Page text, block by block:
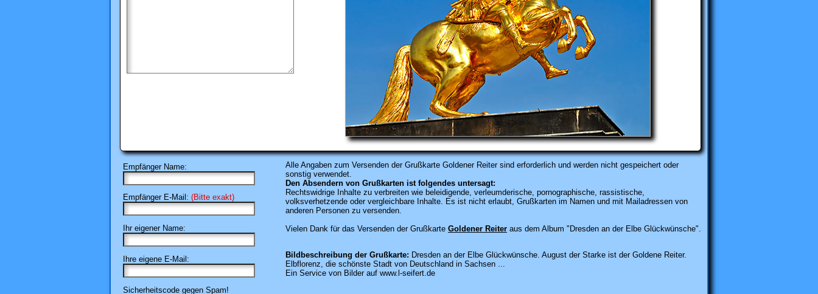
Empfänger Name:
Empfänger E-Mail: (Bitte exakt)
Ihr eigener Name:
Ihre eigene E-Mail:
Sicherheitscode gegen Spam!
Alle Angaben zum Versenden der Grußkarte Goldener Reiter sind erforderlich und werden nicht gespeichert oder
sonstig verwendet.
Den Absendern von Grußkarten ist folgendes untersagt:
Rechtswidrige Inhalte zu verbreiten wie beleidigende, verleumderische, pornographische, rassistische,
volksverhetzende oder vergleichbare Inhalte. Es ist nicht erlaubt, Grußkarten im Namen und mit Mailadressen von
anderen Personen zu versenden.
Vielen Dank für das Versenden der Grußkarte Goldener Reiter aus dem Album "Dresden an der Elbe Glückwünsche".
Bildbeschreibung der Grußkarte: Dresden an der Elbe Glückwünsche. August der Starke ist der Goldene Reiter.
Elbflorenz, die schönste Stadt von Deutschland in Sachsen ...
Ein Service von Bilder auf www.l-seifert.de